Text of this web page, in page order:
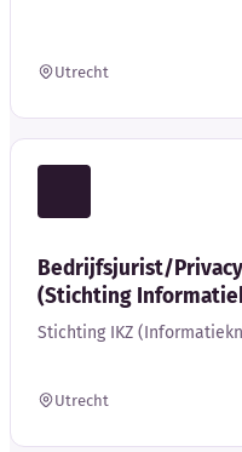
Utrecht
Bedrijfsjurist/
(Stichting
Stichting IKZ
Utrecht